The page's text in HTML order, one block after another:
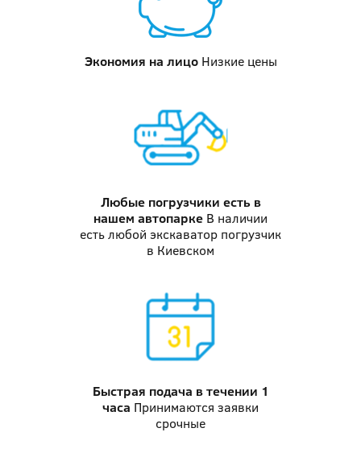
Экономия на лицо Низкие цены
Любые погрузчики есть в
нашем автопарке В наличии
есть любой экскаватор погрузчик
в Киевском
Быстрая подача в течении 1
часа Принимаются заявки
срочные